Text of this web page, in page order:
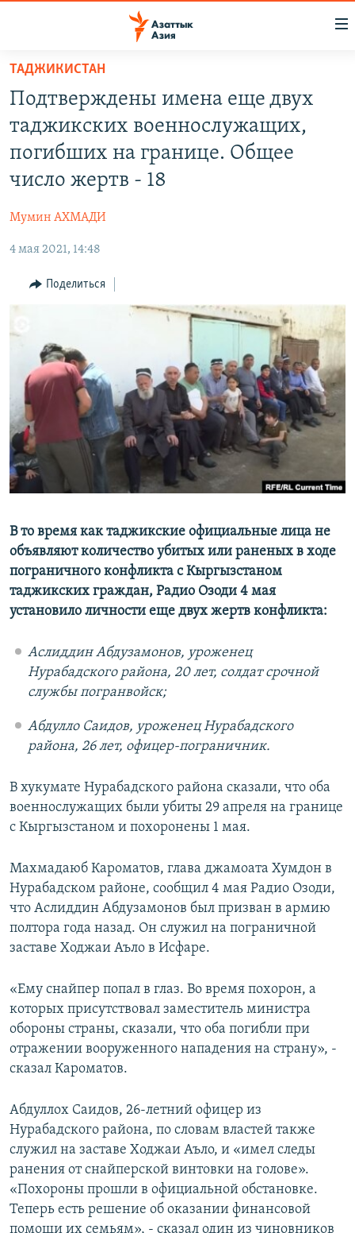
Вернуться
основному
содержанию
Вернутся
главной
Вернутся
КАЗАХСТАН
КЫРГЫЗСТАН
НОВОСТИ
ВОЙНА В УКРАИНЕ
ЎЗБЕКЧА
ТОҶИКӢ
ПОДПИШИТЕСЬ НА НАС В СОЦСЕТЯХ
Все сайты РСЕ/РС
ТАДЖИКИСТАН
Подтверждены имена еще двух
таджикских военнослужащих,
погибших на границе. Общее
число жертв - 18
Мумин АХМАДИ
4 мая 2021, 14:48
Поделиться
В то время как таджикские официальные лица не
объявляют количество убитых или раненых в ходе
пограничного конфликта с Кыргызстаном
таджикских граждан, Радио Озоди 4 мая
установило личности еще двух жертв конфликта:
Аслиддин Абдузамонов, уроженец
Нурабадского района, 20 лет, солдат срочной
службы погранвойск;
Абдулло Саидов, уроженец Нурабадского
района, 26 лет, офицер-пограничник.
В хукумате Нурабадского района сказали, что оба
военнослужащих были убиты 29 апреля на границе
с Кыргызстаном и похоронены 1 мая.
Махмадаюб Кароматов, глава джамоата Хумдон в
Нурабадском районе, сообщил 4 мая Радио Озоди,
что Аслиддин Абдузамонов был призван в армию
полтора года назад. Он служил на пограничной
заставе Ходжаи Аъло в Исфаре.
«Ему снайпер попал в глаз. Во время похорон, а
которых присутствовал заместитель министра
обороны страны, сказали, что оба погибли при
отражении вооруженного нападения на страну», -
сказал Кароматов.
Абдуллох Саидов, 26-летний офицер из
Нурабадского района, по словам властей также
служил на заставе Ходжаи Аъло, и «имел следы
ранения от снайперской винтовки на голове».
«Похороны прошли в официальной обстановке.
Теперь есть решение об оказании финансовой
помощи их семьям», - сказал один из чиновников